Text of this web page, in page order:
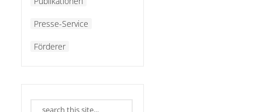
Presse-Service
Förderer